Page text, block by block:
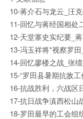
10-蒋介石与龙云_汪
11-回忆与蒋经国相处
12-天堂寨史实纪要_
13-冯玉祥将*视察罗
14-回忆廖楼之战_张
15-“罗田县暑期抗敌
16-抗战胜利，六战区
17-抗日战争滇西松山
18-罗田最早的工会组